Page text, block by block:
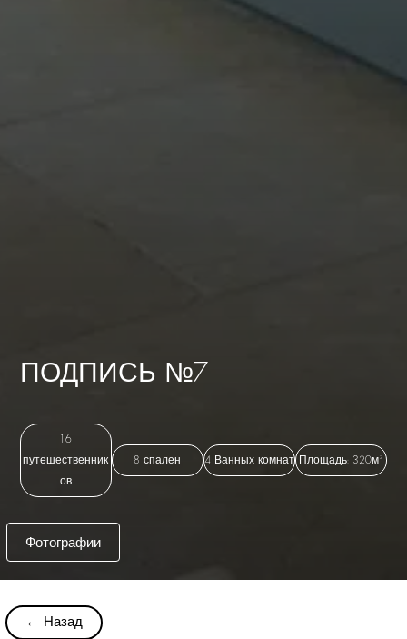
ПОДПИСЬ №7
16
путешественник
ов
8 спален 4 Ванных комнат Площадь: 320м²
Фотографии
← Назад